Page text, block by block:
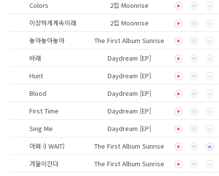
Colors
2집 Moonrise
이상하게계속이래
2집 Moonrise
놓아놓아놓아
The First Album Sunrise
바래
Daydream [EP]
Hunt
Daydream [EP]
Blood
Daydream [EP]
First Time
Daydream [EP]
Sing Me
Daydream [EP]
아왜 (I WAIT)
The First Album Sunrise
겨울이간다
The First Album Sunrise